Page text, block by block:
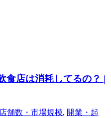
食店は消耗してるの？ |
店舗数・市場規模, 開業・起